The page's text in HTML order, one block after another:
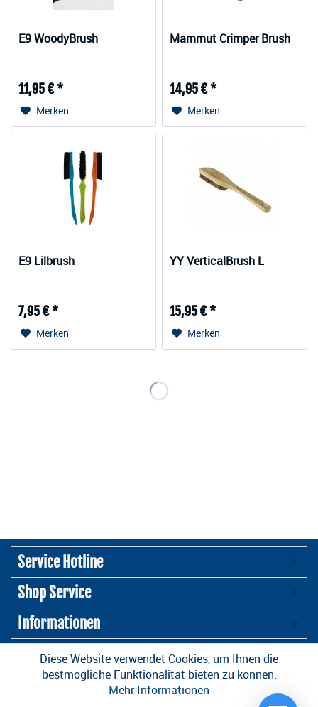
E9 WoodyBrush
11,95 € *
Merken
Mammut Crimper Brush
14,95 € *
Merken
E9 Lilbrush
7,95 € *
Merken
YY VerticalBrush L
15,95 € *
Merken
Service Hotline
Shop Service
Informationen
Newsletter
* Alle Preise inkl. gesetzl. Mehrwertsteuer zzgl.Versandkosten
und ggf.
Diese Website verwendet Cookies, um Ihnen die
bestmögliche Funktionalität bieten zu können.
Mehr Informationen